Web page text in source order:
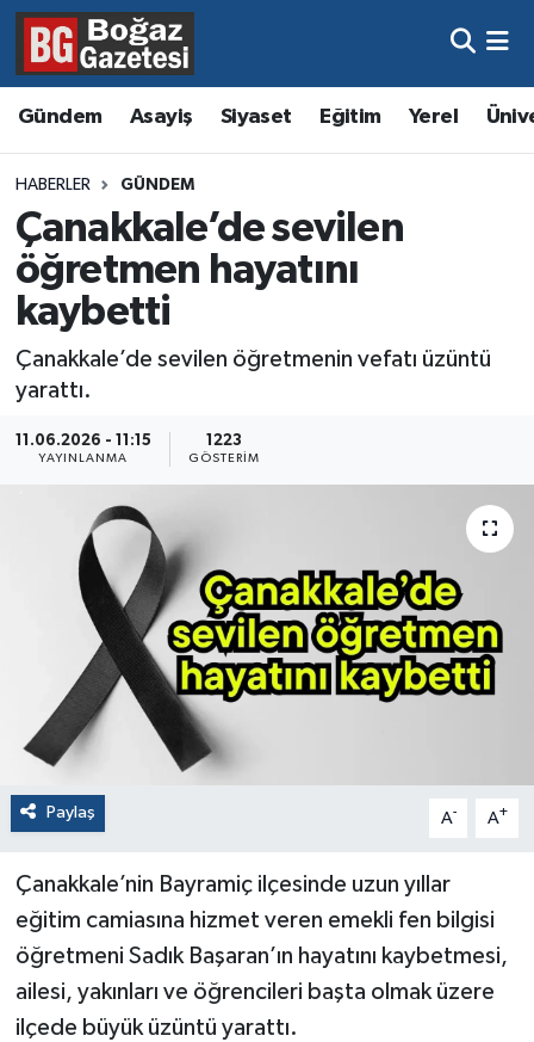
Gündem Asayiş Siyaset Eğitim Yerel
HABERLER GÜNDEM
Çanakkale’de sevilen
öğretmen hayatını
kaybetti
Çanakkale’de sevilen öğretmenin vefatı üzüntü
yarattı.
11.06.2026 - 11:15
YAYINLANMA
1223
GÖSTERIM
Paylaş A- A+
Çanakkale’nin Bayramiç ilçesinde uzun yıllar
eğitim camiasına hizmet veren emekli fen bilgisi
öğretmeni Sadık Başaran’ın hayatını kaybetmesi,
ailesi, yakınları ve öğrencileri başta olmak üzere
ilçede büyük üzüntü yarattı.
Asayiş
Eğitim
Ekonomi
Gündem
Kültür ve Sanat
Magazin
Resmi İlanlar
Sağlık
Hava Durumu
Trafik Durumu
Süper Lig Puan Durumu ve Fikstür
Tüm Manşetler
Son Dakika Haberleri
Haber Arşivi